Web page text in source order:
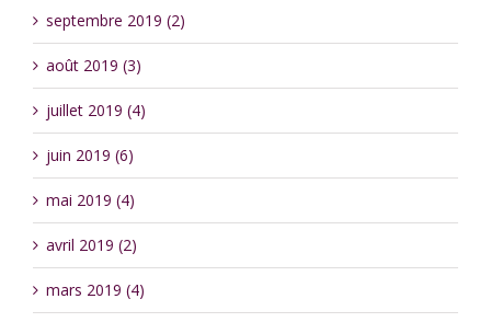
septembre 2019 (2)
août 2019 (3)
juillet 2019 (4)
juin 2019 (6)
mai 2019 (4)
avril 2019 (2)
mars 2019 (4)